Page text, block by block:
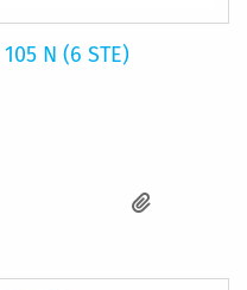
N (6 STE)